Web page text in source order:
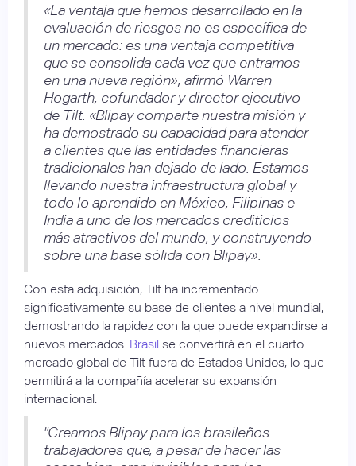
«La ventaja que hemos desarrollado en la
evaluación de riesgos no es específica de
un mercado: es una ventaja competitiva
que se consolida cada vez que entramos
en una nueva región», afirmó Warren
Hogarth, cofundador y director ejecutivo
de Tilt. «Blipay comparte nuestra misión y
ha demostrado su capacidad para atender
a clientes que las entidades financieras
tradicionales han dejado de lado. Estamos
llevando nuestra infraestructura global y
todo lo aprendido en México, Filipinas e
India a uno de los mercados crediticios
más atractivos del mundo, y construyendo
sobre una base sólida con Blipay».
Con esta adquisición, Tilt ha incrementado
significativamente su base de clientes a nivel mundial,
demostrando la rapidez con la que puede expandirse a
nuevos mercados. Brasil se convertirá en el cuarto
mercado global de Tilt fuera de Estados Unidos, lo que
permitirá a la compañía acelerar su expansión
internacional.
"Creamos Blipay para los brasileños
trabajadores que, a pesar de hacer las